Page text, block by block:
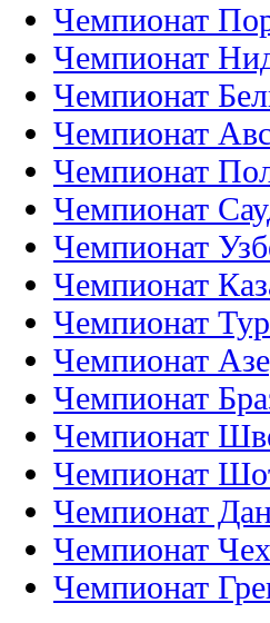
Чемпионат
Чемпионат
Чемпионат
Чемпионат
Чемпионат
Чемпионат
Чемпионат
Чемпионат
Чемпионат
Чемпионат
Чемпионат
Чемпионат
Чемпионат
Чемпионат
Чемпионат
Чемпионат